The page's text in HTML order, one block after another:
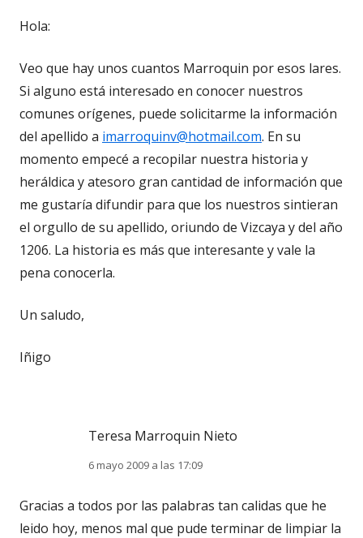
Hola:
Veo que hay unos cuantos Marroquin por esos lares.
Si alguno está interesado en conocer nuestros
comunes orígenes, puede solicitarme la información
del apellido a imarroquinv@hotmail.com. En su
momento empecé a recopilar nuestra historia y
heráldica y atesoro gran cantidad de información que
me gustaría difundir para que los nuestros sintieran
el orgullo de su apellido, oriundo de Vizcaya y del año
1206. La historia es más que interesante y vale la
pena conocerla.
Un saludo,
Iñigo
Teresa Marroquin Nieto
6 mayo 2009 a las 17:09
Gracias a todos por las palabras tan calidas que he
leido hoy, menos mal que pude terminar de limpiar la